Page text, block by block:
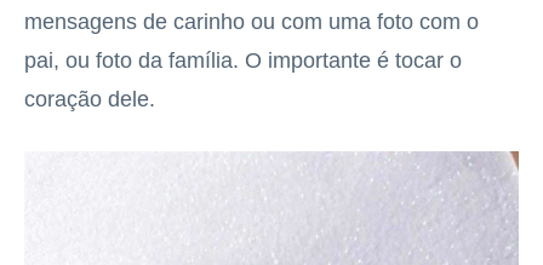
mensagens de carinho ou com uma foto com o
pai, ou foto da família. O importante é tocar o
coração dele.